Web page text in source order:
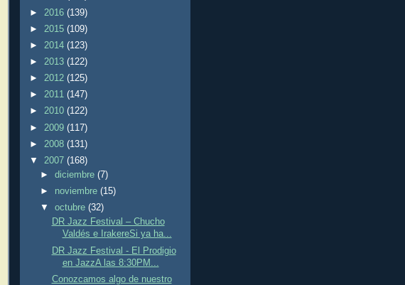
► 2016 (139)
► 2015 (109)
► 2014 (123)
► 2013 (122)
► 2012 (125)
► 2011 (147)
► 2010 (122)
► 2009 (117)
► 2008 (131)
▼ 2007 (168)
►diciembre(7)
► noviembre(15)
▼octubre(32)
DR Jazz Festival – Chucho
Valdés e IrakereSi ya ha...
DR Jazz Festival - El Prodigio
en JazzA las 8:30PM...
Conozcamos algo de nuestro